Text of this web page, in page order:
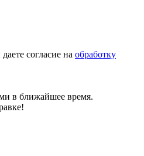
согласие на обработку
в ближайшее время.